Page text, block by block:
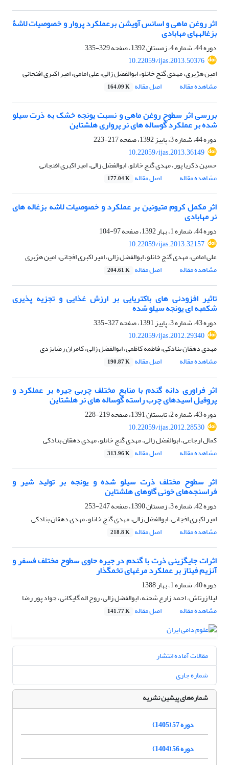
اثر روغن ماهی و اسانس آویشن برعملکرد پروار و خصوصیات لاشۀ
بزغاله‏های مهابادی
دوره 44، شماره 4، زمستان 1392، صفحه
329-335
10.22059/ijas.2013.50376
امین هژیری، مهدی گنج خانلو، ابوالفضل زالی، علی امامی، امیر اکبری افنجانی
مشاهده مقاله
اصل مقاله 164.09 K
بررسی اثر سطوح روغن ماهی و نسبت یونجه خشک به ذرت سیلو
شده بر عملکرد گوساله های نر پرواری هلشتاین
دوره 44، شماره 3، پاییز 1392، صفحه
217-223
10.22059/ijas.2013.36149
حسین ذکریا پور، مهدی گنج خانلو، ابوالفضل زالی، امیر اکبری افنجانی
مشاهده مقاله
اصل مقاله 177.04 K
اثر مکمل کروم متیونین بر عملکرد و خصوصیات لاشه بزغاله های
نر مهابادی
دوره 44، شماره 1، بهار 1392، صفحه
97-104
10.22059/ijas.2013.32157
علی امامی، مهدی گنج خانلو، ابوالفضل زالی، امیر اکبری افجانی، امین هژبری
مشاهده مقاله
اصل مقاله 204.61 K
تاثیر افزودنی های باکتریایی بر ارزش غذایی و تجزیه پذیری
شکمبه ای یونجه سیلو شده
دوره 43، شماره 3، پاییز 1391، صفحه
327-335
10.22059/ijas.2012.29340
مهدی دهقان بنادکی، فاطمه کاظمی، ابوالفضل زالی، کامران رضایزدی
مشاهده مقاله
اصل مقاله 190.87 K
اثر فراوری دانه گندم با منابع مختلف چربی جیره بر عملکرد و
پروفیل اسیدهای چرب راسته گوساله های نر هلشتاین
دوره 43، شماره 2، تابستان 1391، صفحه
219-228
10.22059/ijas.2012.28530
کمال ارجاعی، ابوالفضل زالی، مهدی گنج خانلو، مهدی دهقان بنادکی
مشاهده مقاله
اصل مقاله 313.96 K
اثر سطوح مختلف ذرت سیلو شده و یونجه بر تولید شیر و
فراسنجه‌های خونی گاوهای هلشتاین
دوره 42، شماره 3، زمستان 1390، صفحه
247-253
امیر اکبری افجانی، ابوالفضل زالی، مهدی گنج خانلو، مهدی دهقان بنادکی
مشاهده مقاله
اصل مقاله 218.8 K
اثرات جایگزینی ذرت با گندم در جیره حاوی سطوح مختلف فسفر و
آنزیم فیتاز بر عملکرد مرغها‌ی تخمگذار
دوره 40، شماره 1، بهار 1388
لیلا زرتاش، احمد زارع شحنه، ابوالفضل زالی، روح اله گایکانی، جواد پور رضا
مشاهده مقاله
اصل مقاله 141.77 K
مقالات آماده انتشار
شماره جاری
شماره‌های پیشین نشریه
دوره 57 (1405)
دوره 56 (1404)